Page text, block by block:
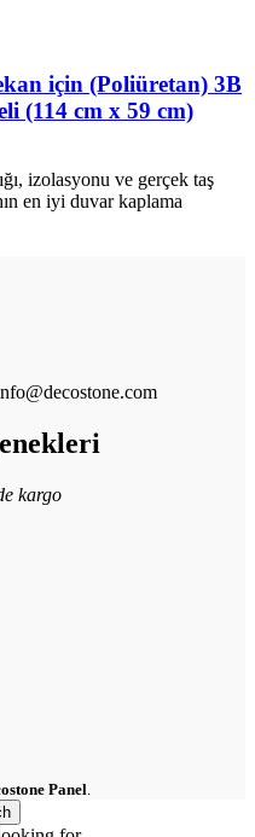
için (Poliüretan) 3B
(114 cm x 59 cm)
izolasyonu ve gerçek taş
en iyi duvar kaplama
kargo
Panel